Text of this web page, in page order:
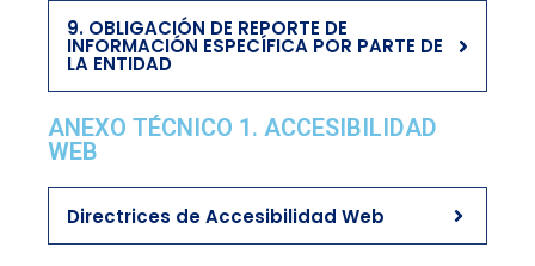
9. OBLIGACIÓN DE REPORTE DE
INFORMACIÓN ESPECÍFICA POR PARTE DE
LA ENTIDAD
ANEXO TÉCNICO 1. ACCESIBILIDAD
WEB
Directrices de Accesibilidad Web